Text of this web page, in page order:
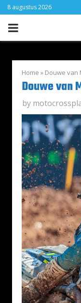
8 augustus 2026
PRIMARY
Home » Douwe van
Douwe van
by